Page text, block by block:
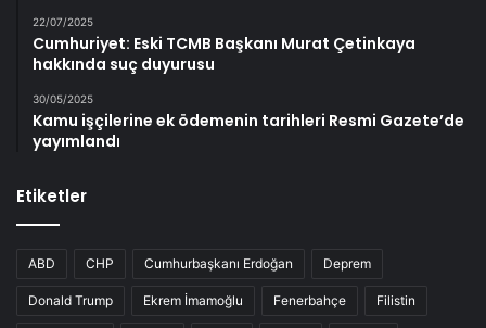
22/07/2025
Cumhuriyet: Eski TCMB Başkanı Murat Çetinkaya
hakkında suç duyurusu
30/05/2025
Kamu işçilerine ek ödemenin tarihleri Resmi Gazete’de
yayımlandı
Etiketler
ABD CHP Cumhurbaşkanı Erdoğan Deprem
Donald Trump Ekrem İmamoğlu Fenerbahçe Filistin